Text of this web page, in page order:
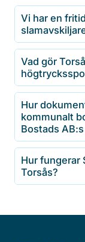
Vi har en
Vad gör
Hur
kommunalt
Bostads
Hur fungerar
Torsås?